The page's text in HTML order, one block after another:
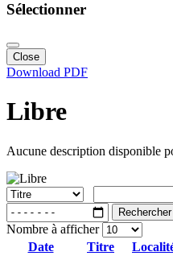
Sélectionner
Close
Download PDF
Libre
Aucune description disponible
Rechercher
Nombre à afficher
Date
Titre